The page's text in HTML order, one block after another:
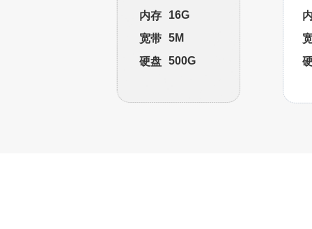
内存
16G
宽带 5M
硬盘 500G